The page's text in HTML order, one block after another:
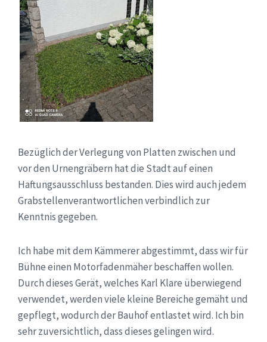
Bezüglich der Verlegung von Platten zwischen und
vor den Urnengräbern hat die Stadt auf einen
Haftungsausschluss bestanden. Dies wird auch jedem
Grabstellenverantwortlichen verbindlich zur
Kenntnis gegeben.
Ich habe mit dem Kämmerer abgestimmt, dass wir für
Bühne einen Motorfadenmäher beschaffen wollen.
Durch dieses Gerät, welches Karl Klare überwiegend
verwendet, werden viele kleine Bereiche gemäht und
gepflegt, wodurch der Bauhof entlastet wird. Ich bin
sehr zuversichtlich, dass dieses gelingen wird.